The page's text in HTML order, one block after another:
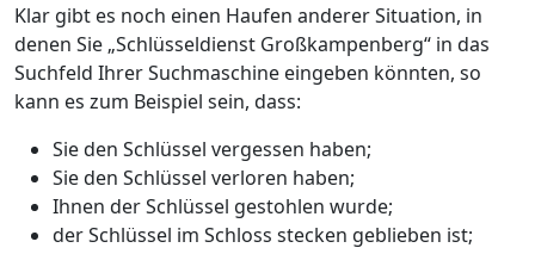
Klar gibt es noch einen Haufen anderer Situation, in
denen Sie „Schlüsseldienst Großkampenberg“ in das
Suchfeld Ihrer Suchmaschine eingeben könnten, so
kann es zum Beispiel sein, dass:
Sie den Schlüssel vergessen haben;
Sie den Schlüssel verloren haben;
Ihnen der Schlüssel gestohlen wurde;
der Schlüssel im Schloss stecken geblieben ist;